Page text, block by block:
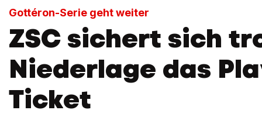
Gottéron-Serie geht weiter
ZSC sichert sich
Niederlage das
Ticket